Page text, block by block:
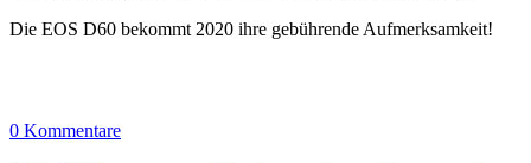
Die EOS D60 bekommt 2020 ihre gebührende Aufmerksamkeit!
0 Kommentare